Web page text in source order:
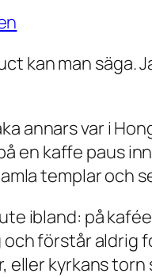
kan man
annars var i
en kaffe paus
templar och
ibland: på
förstår aldrig
eller kyrkans